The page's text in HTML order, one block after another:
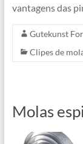
vantagens das
Gutekunst
Clipes de
Molas